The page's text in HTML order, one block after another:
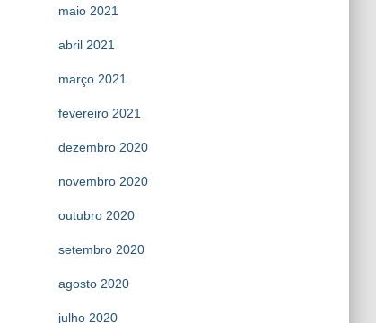
maio 2021
abril 2021
março 2021
fevereiro 2021
dezembro 2020
novembro 2020
outubro 2020
setembro 2020
agosto 2020
julho 2020